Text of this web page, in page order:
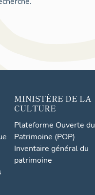
MINISTÈRE DE LA
CULTURE
Plateforme Ouverte du
Patrimoine (POP)
Inventaire général du
patrimoine